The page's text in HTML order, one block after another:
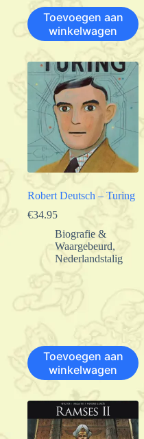
Toevoegen aan
winkelwagen
Robert Deutsch – Turing
€34.95
Biografie &
Waargebeurd,
Nederlandstalig
Toevoegen aan
winkelwagen